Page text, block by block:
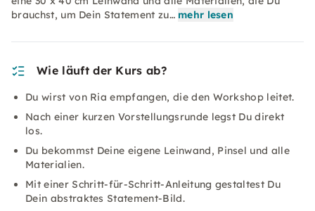
brauchst, um Dein Statement zu… mehr lesen
Wie läuft der Kurs ab?
Du wirst von Ria empfangen, die den Workshop leitet.
Nach einer kurzen Vorstellungsrunde legst Du direkt
los.
Du bekommst Deine eigene Leinwand, Pinsel und alle
Materialien.
Mit einer Schritt-für-Schritt-Anleitung gestaltest Du
Dein abstraktes Statement-Bild.